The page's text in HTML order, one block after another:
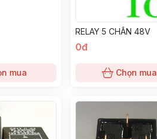
mua
RELAY 5 CHÂN 48V
0đ
Chọn mua